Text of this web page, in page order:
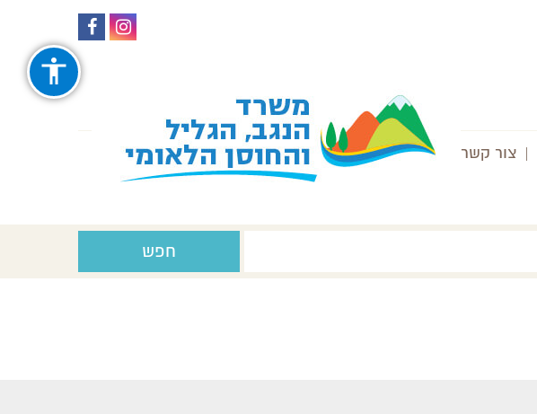
עקבו
אחרינו
ב-
Facebook
עקבו
Instagram
| צור קשר
חפש